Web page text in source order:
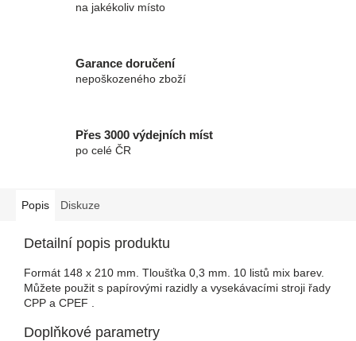
na jakékoliv místo
Garance doručení
nepoškozeného zboží
Přes 3000 výdejních míst
po celé ČR
Popis Diskuze
Detailní popis produktu
Formát 148 x 210 mm. Tloušťka 0,3 mm. 10 listů mix barev.
Můžete použit s papírovými razidly a vysekávacími stroji řady
CPP a CPEF .
Doplňkové parametry